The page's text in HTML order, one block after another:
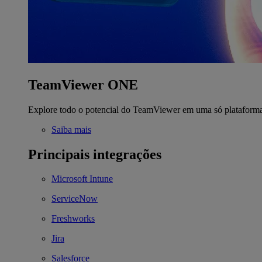
TeamViewer ONE
Explore todo o potencial do TeamViewer em uma só
Saiba mais
Principais integrações
Microsoft Intune
ServiceNow
Freshworks
Jira
Salesforce